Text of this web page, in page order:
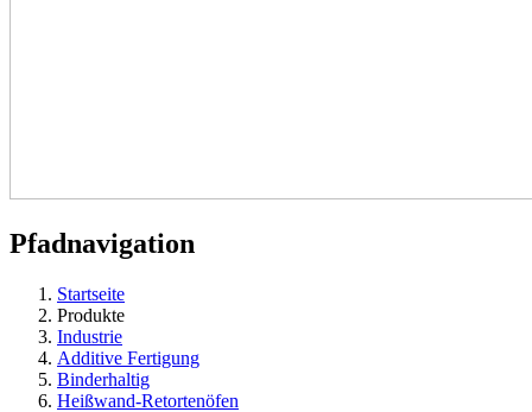
Pfadnavigation
Startseite
Produkte
Industrie
Additive Fertigung
Binderhaltig
Heißwand-Retortenöfen